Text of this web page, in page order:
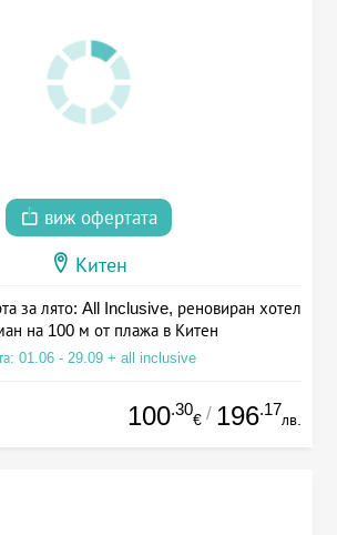
виж офертата
Китен
за лято: All Inclusive, реновиран хотел
на 100 м от плажа в Китен
01.06 - 29.09 + all inclusive
100.30
€ / 196.17
лв.